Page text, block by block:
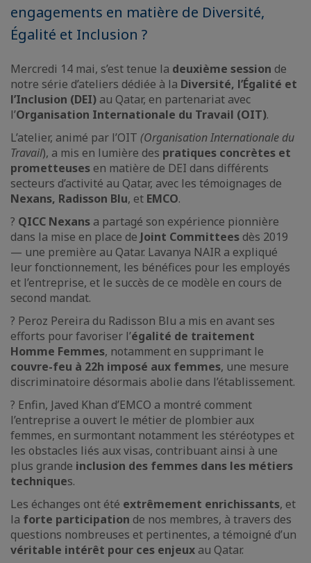
engagements en matière de Diversité,
Égalité et Inclusion ?
Mercredi 14 mai, s’est tenue la deuxième session de
notre série d’ateliers dédiée à la Diversité, l’Égalité et
l’Inclusion (DEI) au Qatar, en partenariat avec
l’Organisation Internationale du Travail (OIT).
L’atelier, animé par l’OIT (Organisation Internationale du
Travail), a mis en lumière des pratiques concrètes et
prometteuses en matière de DEI dans différents
secteurs d’activité au Qatar, avec les témoignages de
Nexans, Radisson Blu, et EMCO.
? QICC Nexans a partagé son expérience pionnière
dans la mise en place de Joint Committeesdès 2019
— une première au Qatar. Lavanya NAIR a expliqué
leur fonctionnement, les bénéfices pour les employés
et l’entreprise, et le succès de ce modèle en cours de
second mandat.
? Peroz Pereira du Radisson Blu a mis en avant ses
efforts pour favoriser l’égalité de traitement
Homme Femmes, notamment en supprimant le
couvre-feu à 22h imposé aux femmes, une mesure
discriminatoire désormais abolie dans l’établissement.
? Enfin, Javed Khan d’EMCO a montré comment
l’entreprise a ouvert le métier de plombier aux
femmes, en surmontant notamment les stéréotypes et
les obstacles liés aux visas, contribuant ainsi à une
plus grande inclusion des femmes dans les métiers
techniques.
Les échanges ont été extrêmement enrichissants, et
la forte participation de nos membres, à travers des
questions nombreuses et pertinentes, a témoigné d’un
véritable intérêt pour ces enjeux au Qatar.